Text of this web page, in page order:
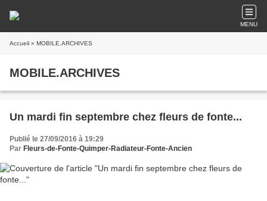
MENU
Accueil » MOBILE.ARCHIVES
MOBILE.ARCHIVES
Un mardi fin septembre chez fleurs de fonte...
Publié le 27/09/2016 à 19:29
Par Fleurs-de-Fonte-Quimper-Radiateur-Fonte-Ancien